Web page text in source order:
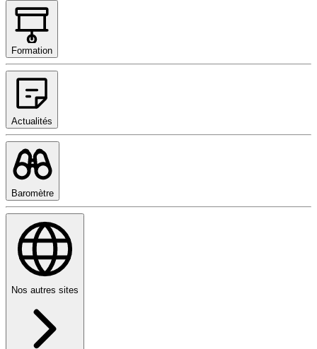
Formation
Actualités
Baromètre
Nos autres sites